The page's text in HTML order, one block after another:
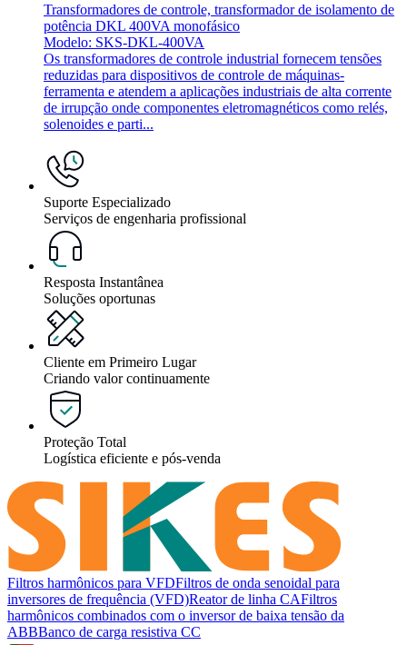
Transformadores de controle, transformador de isolamento de
potência DKL 400VA monofásico
Modelo: SKS-DKL-400VA
Os transformadores de controle industrial fornecem tensões
reduzidas para dispositivos de controle de máquinas-
ferramenta e atendem a aplicações industriais de alta corrente
de irrupção onde componentes eletromagnéticos como relés,
solenoides e parti...
Suporte Especializado
Serviços de engenharia profissional
Resposta Instantânea
Soluções oportunas
Cliente em Primeiro Lugar
Criando valor continuamente
Proteção Total
Logística eficiente e pós-venda
Filtros harmônicos para VFDFiltros de onda senoidal para
inversores de frequência (VFD)Reator de linha CAFiltros
harmônicos combinados com o inversor de baixa tensão da
ABBBanco de carga resistiva CC